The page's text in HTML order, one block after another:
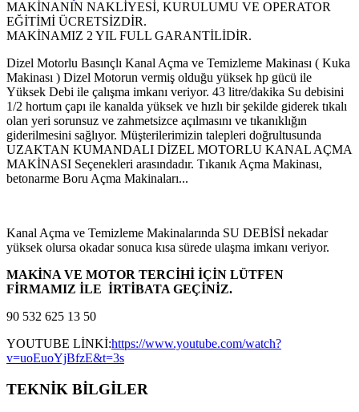
MAKİNANIN NAKLİYESİ, KURULUMU VE OPERATOR
EĞİTİMİ ÜCRETSİZDİR.
MAKİNAMIZ 2 YIL FULL GARANTİLİDİR.
Dizel Motorlu Basınçlı Kanal Açma ve Temizleme Makinası ( Kuka
Makinası ) Dizel Motorun vermiş olduğu yüksek hp gücü ile
Yüksek Debi ile çalışma imkanı veriyor. 43 litre/dakika Su debisini
1/2 hortum çapı ile kanalda yüksek ve hızlı bir şekilde giderek tıkalı
olan yeri sorunsuz ve zahmetsizce açılmasını ve tıkanıklığın
giderilmesini sağlıyor. Müşterilerimizin talepleri doğrultusunda
UZAKTAN KUMANDALI DİZEL MOTORLU KANAL AÇMA
MAKİNASI Seçenekleri arasındadır. Tıkanık Açma Makinası,
betonarme Boru Açma Makinaları...
Kanal Açma ve Temizleme Makinalarında SU DEBİSİ nekadar
yüksek olursa okadar sonuca kısa sürede ulaşma imkanı veriyor.
MAKİNA VE MOTOR TERCİHİ İÇİN LÜTFEN
FİRMAMIZ İLE İRTİBATA GEÇİNİZ.
90 532 625 13 50
YOUTUBE LİNKİ:https://www.youtube.com/watch?
v=uoEuoYjBfzE&t=3s
TEKNİK BİLGİLER